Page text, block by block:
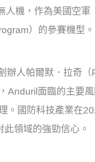
機，作為美國空軍
）的參賽機型
辦人帕爾默．拉奇
Anduril面臨的主要
。國防科技產業在
領域的強勁信心。